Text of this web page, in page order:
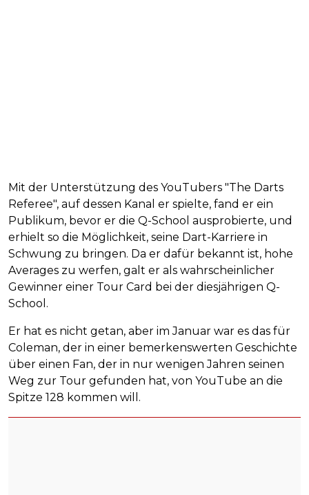
Mit der Unterstützung des YouTubers "The Darts
Referee", auf dessen Kanal er spielte, fand er ein
Publikum, bevor er die Q-School ausprobierte, und
erhielt so die Möglichkeit, seine Dart-Karriere in
Schwung zu bringen. Da er dafür bekannt ist, hohe
Averages zu werfen, galt er als wahrscheinlicher
Gewinner einer Tour Card bei der diesjährigen Q-
School.
Er hat es nicht getan, aber im Januar war es das für
Coleman, der in einer bemerkenswerten Geschichte
über einen Fan, der in nur wenigen Jahren seinen
Weg zur Tour gefunden hat, von YouTube an die
Spitze 128 kommen will.